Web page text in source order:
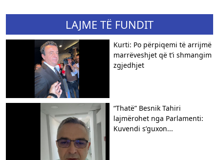
LAJME TË FUNDIT
Kurti: Po përpiqemi të arrijmë
marrëveshjet që t’i shmangim
zgjedhjet
“Thatë” Besnik Tahiri
lajmërohet nga Parlamenti:
Kuvendi s’guxon...